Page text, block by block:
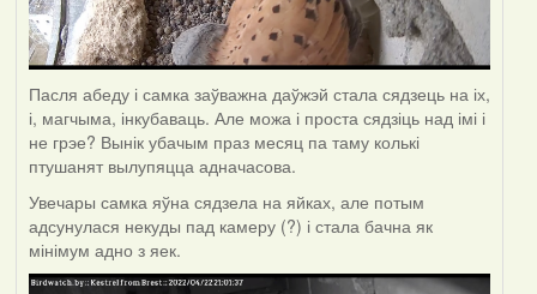
Пасля абеду і самка заўважна даўжэй стала сядзець на іх,
і, магчыма, інкубаваць. Але можа і проста сядзіць над імі і
не грэе? Вынік убачым праз месяц па таму колькі
птушанят вылупяцца адначасова.
Увечары самка яўна сядзела на яйках, але потым
адсунулася некуды пад камеру (?) і стала бачна як
мінімум адно з яек.